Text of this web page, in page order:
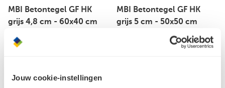
Jouw cookie-instellingen
MBI Betontegel GF HK
grijs 4,8 cm - 60x40 cm
MBI Betontegel GF HK
grijs 5 cm - 50x50 cm